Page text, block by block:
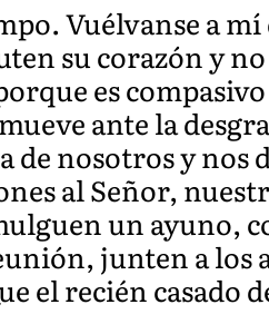
Vuélvanse a
su corazón y no
es
ante la
de nosotros y
al Señor,
un ayuno,
junten a los
el recién casado